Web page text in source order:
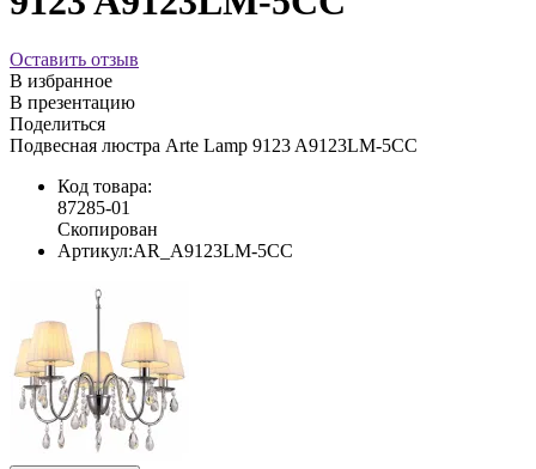
Оставить отзыв
В избранное
В презентацию
Поделиться
Подвесная люстра Arte Lamp 9123 A9123LM-5CC
Код товара:
87285-01
Скопирован
Артикул:AR_A9123LM-5CC